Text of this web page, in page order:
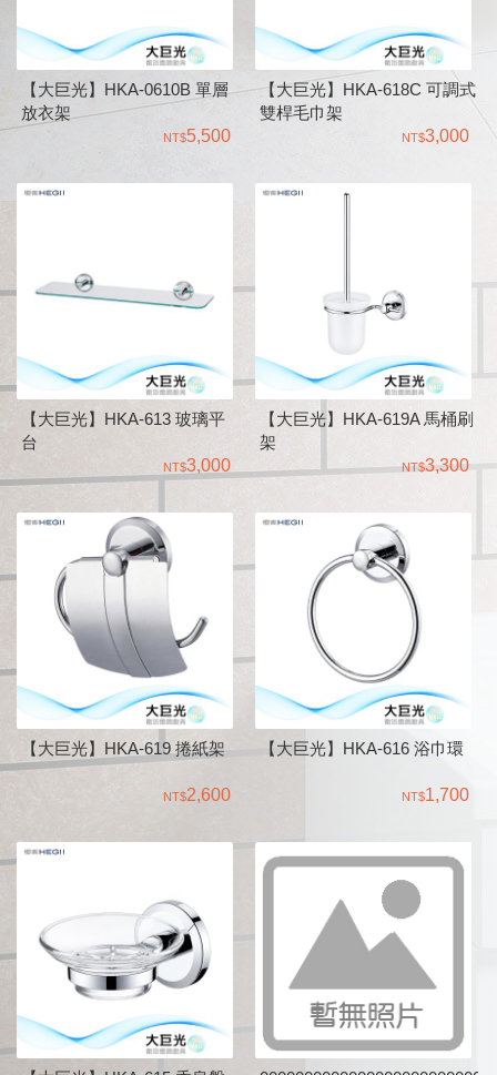
【大巨光】HKA-0610B 單層
放衣架
5,500
【大巨光】HKA-618C 可調式
雙桿毛巾架
3,000
【大巨光】HKA-613 玻璃平
台
3,000
【大巨光】HKA-619A 馬桶刷
架
3,300
【大巨光】HKA-619 捲紙架
2,600
【大巨光】HKA-616 浴巾環
1,700